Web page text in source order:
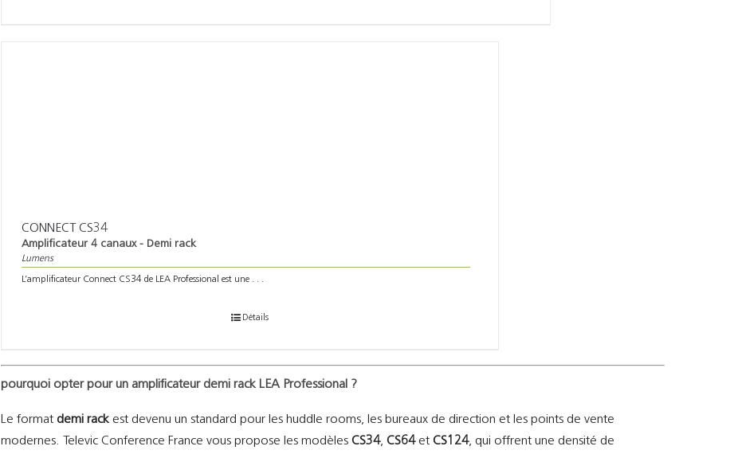
CONNECT CS34
Amplificateur 4 canaux - Demi rack
Lumens
L’amplificateur Connect CS34 de LEA Professional est une . . .
Détails
pourquoi opter pour un amplificateur demi rack LEA Professional ?
Le format demi rackest devenu un standard pour les huddle rooms, les bureaux de direction et les points de vente
modernes. Televic Conference France vous propose les modèlesCS34,CS64etCS124, qui offrent une densité de